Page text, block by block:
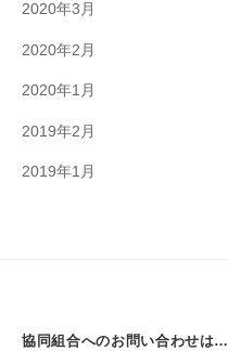
2020年3月
2020年2月
2020年1月
2019年2月
2019年1月
協同組合へのお問い合わせは…